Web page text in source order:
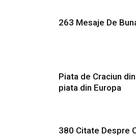
263 Mesaje De
Piata de Craciun
piata din Europa
380 Citate Despre